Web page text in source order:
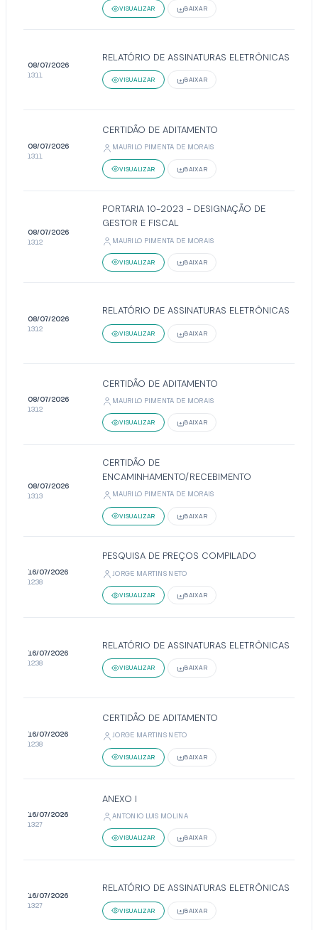
VISUALIZAR BAIXAR
08/07/2026
13:11
RELATÓRIO DE ASSINATURAS ELETRÔNICAS
VISUALIZAR BAIXAR
08/07/2026
13:11
CERTIDÃO DE ADITAMENTO
MAURILO PIMENTA DE MORAIS
VISUALIZAR BAIXAR
08/07/2026
13:12
PORTARIA 10-2023 - DESIGNAÇÃO DE
GESTOR E FISCAL
MAURILO PIMENTA DE MORAIS
VISUALIZAR BAIXAR
08/07/2026
13:12
RELATÓRIO DE ASSINATURAS ELETRÔNICAS
VISUALIZAR BAIXAR
08/07/2026
13:12
CERTIDÃO DE ADITAMENTO
MAURILO PIMENTA DE MORAIS
VISUALIZAR BAIXAR
08/07/2026
13:13
CERTIDÃO DE
ENCAMINHAMENTO/RECEBIMENTO
MAURILO PIMENTA DE MORAIS
VISUALIZAR BAIXAR
16/07/2026
12:38
PESQUISA DE PREÇOS COMPILADO
JORGE MARTINS NETO
VISUALIZAR BAIXAR
16/07/2026
12:38
RELATÓRIO DE ASSINATURAS ELETRÔNICAS
VISUALIZAR BAIXAR
16/07/2026
12:38
CERTIDÃO DE ADITAMENTO
JORGE MARTINS NETO
VISUALIZAR BAIXAR
16/07/2026
13:27
ANEXO I
ANTONIO LUIS MOLINA
VISUALIZAR BAIXAR
16/07/2026
13:27
RELATÓRIO DE ASSINATURAS ELETRÔNICAS
VISUALIZAR BAIXAR